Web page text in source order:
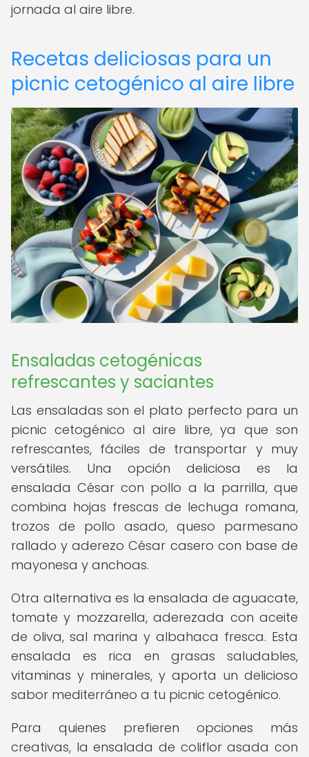
jornada al aire libre.
Recetas deliciosas para un
picnic cetogénico al aire libre
Ensaladas cetogénicas
refrescantes y saciantes
Las ensaladas son el plato perfecto para un
picnic cetogénico al aire libre, ya que son
refrescantes, fáciles de transportar y muy
versátiles. Una opción deliciosa es la
ensalada César con pollo a la parrilla, que
combina hojas frescas de lechuga romana,
trozos de pollo asado, queso parmesano
rallado y aderezo César casero con base de
mayonesa y anchoas.
Otra alternativa es la ensalada de aguacate,
tomate y mozzarella, aderezada con aceite
de oliva, sal marina y albahaca fresca. Esta
ensalada es rica en grasas saludables,
vitaminas y minerales, y aporta un delicioso
sabor mediterráneo a tu picnic cetogénico.
Para quienes prefieren opciones más
creativas, la ensalada de coliflor asada con